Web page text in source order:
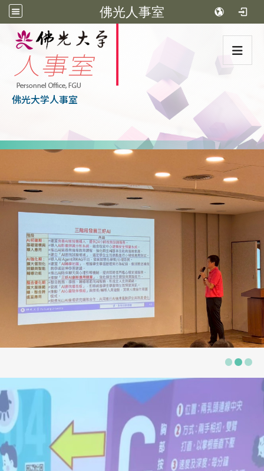
佛光人事室
佛光大学人事室